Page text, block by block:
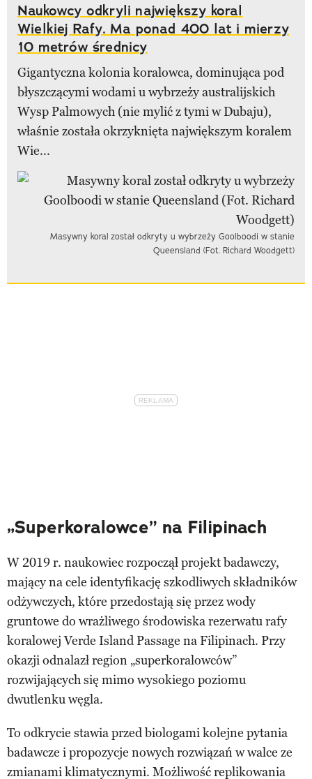
Naukowcy odkryli największy koral
Wielkiej Rafy. Ma ponad 400 lat i mierzy
10 metrów średnicy
Gigantyczna kolonia koralowca, dominująca pod
błyszczącymi wodami u wybrzeży australijskich
Wysp Palmowych (nie mylić z tymi w Dubaju),
właśnie została okrzyknięta największym koralem
Wie...
Masywny koral został odkryty u wybrzeży Goolboodi w stanie
Queensland (Fot. Richard Woodgett)
„Superkoralowce” na Filipinach
W 2019 r. naukowiec rozpoczął projekt badawczy,
mający na cele identyfikację szkodliwych składników
odżywczych, które przedostają się przez wody
gruntowe do wrażliwego środowiska rezerwatu rafy
koralowej Verde Island Passage na Filipinach. Przy
okazji odnalazł region „superkoralowców”
rozwijających się mimo wysokiego poziomu
dwutlenku węgla.
To odkrycie stawia przed biologami kolejne pytania
badawcze i propozycje nowych rozwiązań w walce ze
zmianami klimatycznymi. Możliwość replikowania